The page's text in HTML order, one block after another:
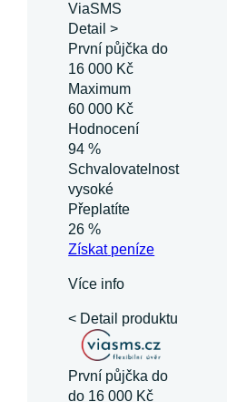
ViaSMS
Detail >
První půjčka do
16 000 Kč
Maximum
60 000 Kč
Hodnocení
94 %
Schvalovatelnost
vysoké
Přeplatíte
26 %
Získatpeníze
Více info
< Detail produktu
První půjčka do
do 16 000 Kč